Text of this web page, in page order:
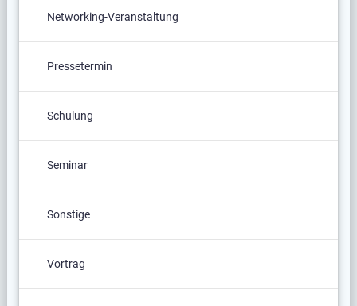
Networking-Veranstaltung
Pressetermin
Schulung
Seminar
Sonstige
Vortrag